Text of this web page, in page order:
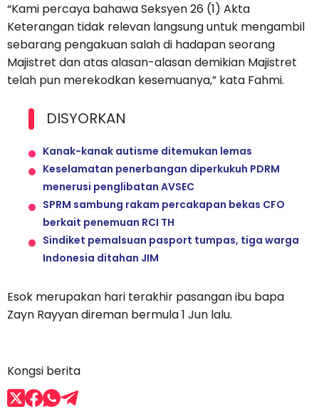
“Kami percaya bahawa Seksyen 26 (1) Akta
Keterangan tidak relevan langsung untuk mengambil
sebarang pengakuan salah di hadapan seorang
Majistret dan atas alasan-alasan demikian Majistret
telah pun merekodkan kesemuanya,” kata Fahmi.
DISYORKAN
Kanak-kanak autisme ditemukan lemas
Keselamatan penerbangan diperkukuh PDRM
menerusi penglibatan AVSEC
SPRM sambung rakam percakapan bekas CFO
berkait penemuan RCI TH
Sindiket pemalsuan pasport tumpas, tiga warga
Indonesia ditahan JIM
Esok merupakan hari terakhir pasangan ibu bapa
Zayn Rayyan direman bermula 1 Jun lalu.
Kongsi berita